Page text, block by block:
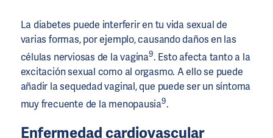
La diabetes puede interferir en tu vida sexual de
varias formas, por ejemplo, causando daños en las
células nerviosas de la vagina9. Esto afecta tanto a la
excitación sexual como al orgasmo. A ello se puede
añadir la sequedad vaginal, que puede ser un síntoma
muy frecuente de la menopausia9.
Enfermedad cardiovascular